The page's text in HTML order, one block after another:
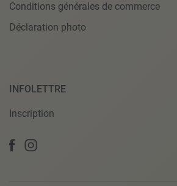
Conditions générales de commerce
Déclaration photo
INFOLETTRE
Inscription